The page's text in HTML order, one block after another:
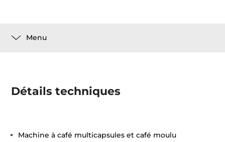
Menu
Détails techniques
Machine à café multicapsules et café moulu